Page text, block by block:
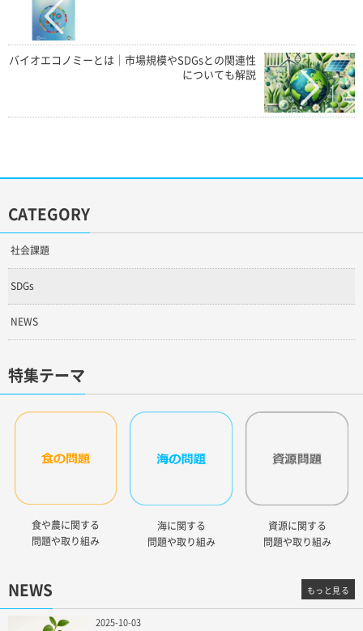
バイオエコノミーとは｜市場規模やSDGsとの関連性
についても解説
CATEGORY
社会課題
SDGs
NEWS
特集テーマ
食や農に関する
問題や取り組み
海に関する
問題や取り組み
資源に関する
問題や取り組み
NEWS
2025-10-03
もっと見る